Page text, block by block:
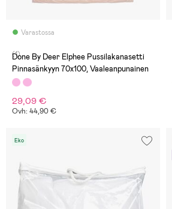
Varastossa
(1)
Done By Deer Elphee Pussilakanasetti
Pinnasänkyyn 70x100, Vaaleanpunainen
29,09 €
Ovh: 44,90 €
Eko